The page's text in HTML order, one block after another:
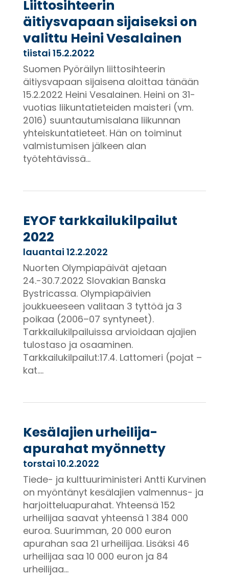
Liittosihteerin
äitiysvapaan sijaiseksi on
valittu Heini Vesalainen
tiistai 15.2.2022
Suomen Pyöräilyn liittosihteerin
äitiysvapaan sijaisena aloittaa tänään
15.2.2022 Heini Vesalainen. Heini on 31-
vuotias liikuntatieteiden maisteri (vm.
2016) suuntautumisalana liikunnan
yhteiskuntatieteet. Hän on toiminut
valmistumisen jälkeen alan
työtehtävissä...
EYOF tarkkailukilpailut
2022
lauantai 12.2.2022
Nuorten Olympiapäivät ajetaan
24.-30.7.2022 Slovakian Banska
Bystricassa. Olympiapäivien
joukkueeseen valitaan 3 tyttöä ja 3
poikaa (2006–07 syntyneet).
Tarkkailukilpailuissa arvioidaan ajajien
tulostaso ja osaaminen.
Tarkkailukilpailut:17.4. Lattomeri (pojat –
kat....
Kesälajien urheilija-
apurahat myönnetty
torstai 10.2.2022
Tiede- ja kulttuuriministeri Antti Kurvinen
on myöntänyt kesälajien valmennus- ja
harjoitteluapurahat. Yhteensä 152
urheilijaa saavat yhteensä 1 384 000
euroa. Suurimman, 20 000 euron
apurahan saa 21 urheilijaa. Lisäksi 46
urheilijaa saa 10 000 euron ja 84
urheilijaa...